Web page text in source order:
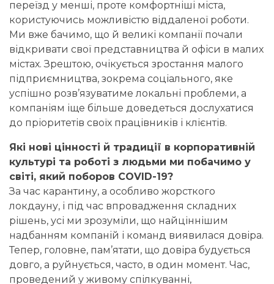
переїзд у менші, проте комфортніші міста,
користуючись можливістю віддаленої роботи.
Ми вже бачимо, що й великі компанії почали
відкривати свої представництва й офіси в малих
містах. Зрештою, очікується зростання малого
підприємництва, зокрема соціального, яке
успішно розв’язуватиме локальні проблеми, а
компаніям іще більше доведеться дослухатися
до пріоритетів своїх працівників і клієнтів.
Які нові цінності й традиції в корпоративній
культурі та роботі з людьми ми побачимо у
світі, який поборов COVID-19?
За час карантину, а особливо жорсткого
локдауну, і під час впровадження складних
рішень, усі ми зрозуміли, що найціннішим
надбанням компаній і команд виявилася довіра.
Тепер, головне, пам’ятати, що довіра будується
довго, а руйнується, часто, в один момент. Час,
проведений у живому спілкуванні,